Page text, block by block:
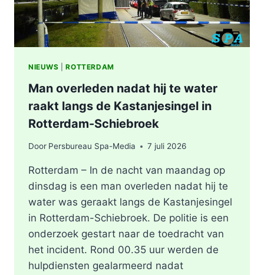
NIEUWS |ROTTERDAM
Man overleden nadat hij te water
raakt langs de Kastanjesingel in
Rotterdam-Schiebroek
Door Persbureau Spa-Media 7 juli 2026
Rotterdam – In de nacht van maandag op
dinsdag is een man overleden nadat hij te
water was geraakt langs de Kastanjesingel
in Rotterdam-Schiebroek. De politie is een
onderzoek gestart naar de toedracht van
het incident. Rond 00.35 uur werden de
hulpdiensten gealarmeerd nadat